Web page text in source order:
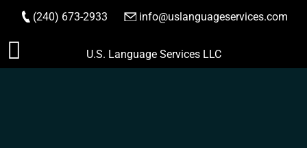
Saltar
(240) 673-2933 info@uslanguageservices.com
HACER PEDIDO
U.S. Language Services LLC